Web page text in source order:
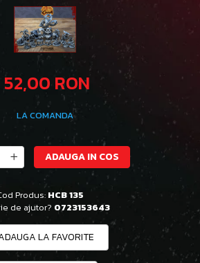
52,00 RON
LA COMANDA
ADAUGA IN COS
Produs: HCB 135
de ajutor? 0723153643
LA FAVORITE